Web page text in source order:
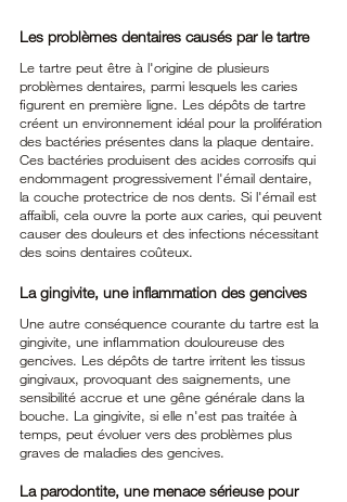
Les problèmes dentaires causés par le tartre
Le tartre peut être à l'origine de plusieurs
problèmes dentaires, parmi lesquels les caries
figurent en première ligne. Les dépôts de tartre
créent un environnement idéal pour la prolifération
des bactéries présentes dans la plaque dentaire.
Ces bactéries produisent des acides corrosifs qui
endommagent progressivement l'émail dentaire,
la couche protectrice de nos dents. Si l'émail est
affaibli, cela ouvre la porte aux caries, qui peuvent
causer des douleurs et des infections nécessitant
des soins dentaires coûteux.
La gingivite, une inflammation des gencives
Une autre conséquence courante du tartre est la
gingivite, une inflammation douloureuse des
gencives. Les dépôts de tartre irritent les tissus
gingivaux, provoquant des saignements, une
sensibilité accrue et une gêne générale dans la
bouche. La gingivite, si elle n'est pas traitée à
temps, peut évoluer vers des problèmes plus
graves de maladies des gencives.
La parodontite, une menace sérieuse pour